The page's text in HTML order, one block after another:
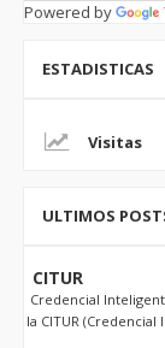
Powered by
ESTADISTICAS
ULTIMOS
CITUR
Credencial
la CITUR